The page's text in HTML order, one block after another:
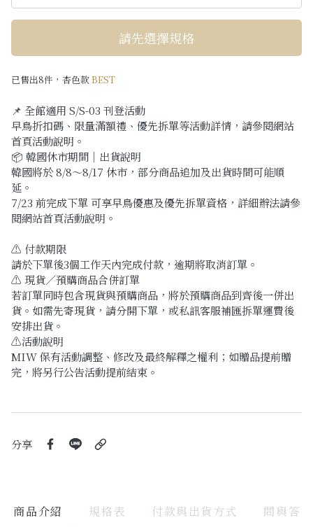
請先選擇規格
已售出8件，杏色款BEST
📌 全館適用 S/S-03 刊登活動
早鳥折扣碼、限量滿額禮、優先拆單等活動詳情，請參閱網站
首頁活動說明。
📦 韓國休市期間｜出貨說明
韓國將於 8/8～8/17 休市，部分商品追加及出貨時間可能順
延。
7/23 前完成下單 可享早鳥優惠及優先拆單資格，詳細辦法請參
閱網站首頁活動說明。
⚠️ 付款期限
請於下單後3個工作天內完成付款，逾期將取消訂單。
⚠️ 現貨／預購商品合併訂單
若訂單同時包含現貨與預購商品，將於預購商品到齊後一併出
貨。如需先寄現貨，請分開下單，或私訊客服補匯拆單運費後
安排出貨。
⚠️活動說明
MIW 保有活動調整、修改及最終解釋之權利；如贈品提前贈
完，將另行公告活動提前結束。
分享
商品介紹 規格表 付款與出貨方式 問與答